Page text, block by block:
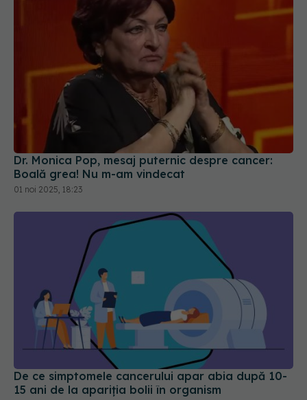
Dr. Monica Pop, mesaj puternic despre cancer:
Boală grea! Nu m-am vindecat
01 noi 2025, 18:23
De ce simptomele cancerului apar abia după 10-
15 ani de la apariția bolii în organism
14 mai 2026, 21:37